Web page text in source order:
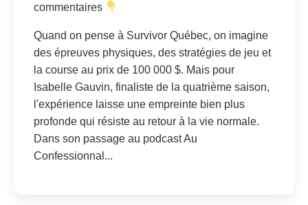
commentaires
Quand on pense à Survivor Québec, on imagine
des épreuves physiques, des stratégies de jeu et
la course au prix de 100 000 $. Mais pour
Isabelle Gauvin, finaliste de la quatrième saison,
l'expérience laisse une empreinte bien plus
profonde qui résiste au retour à la vie normale.
Dans son passage au podcast Au
Confessionnal...